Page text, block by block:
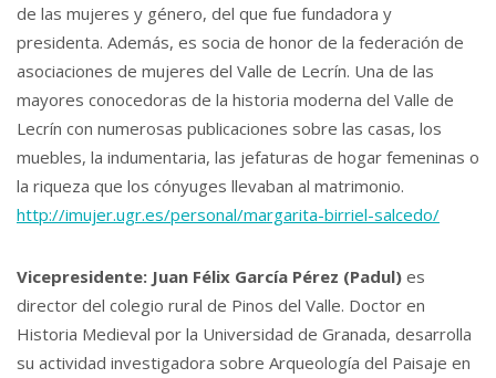
de las mujeres y género, del que fue fundadora y
presidenta. Además, es socia de honor de la federación de
asociaciones de mujeres del Valle de Lecrín. Una de las
mayores conocedoras de la historia moderna del Valle de
Lecrín con numerosas publicaciones sobre las casas, los
muebles, la indumentaria, las jefaturas de hogar femeninas o
la riqueza que los cónyuges llevaban al matrimonio.
http://imujer.ugr.es/personal/margarita-birriel-salcedo/
Vicepresidente: Juan Félix García Pérez (Padul) es
director del colegio rural de Pinos del Valle. Doctor en
Historia Medieval por la Universidad de Granada, desarrolla
su actividad investigadora sobre Arqueología del Paisaje en